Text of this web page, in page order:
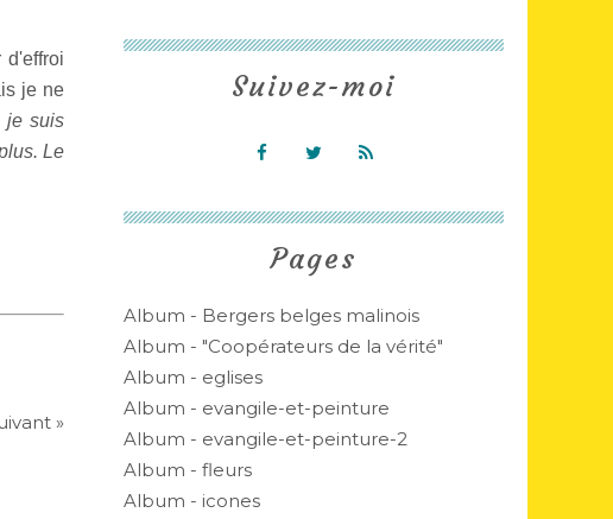
d'effroi
je ne
je suis
Le
»
Pages
Album - Bergers belges malinois
Album - "Coopérateurs de la vérité"
Album - eglises
Album - evangile-et-peinture
Album - evangile-et-peinture-2
Album - fleurs
Album - icones
Suivez-moi